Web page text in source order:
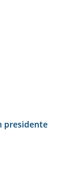
presidente